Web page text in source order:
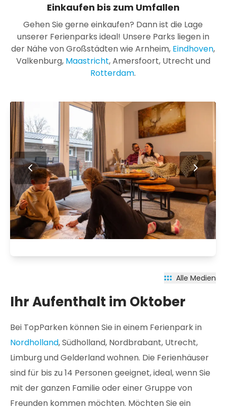
Einkaufen bis zum Umfallen
Gehen Sie gerne einkaufen? Dann ist die Lage
unserer Ferienparks ideal! Unsere Parks liegen in
der Nähe von Großstädten wie Arnheim, Eindhoven,
Valkenburg, Maastricht, Amersfoort, Utrecht und
Rotterdam.
Alle Medien
Ihr Aufenthalt im Oktober
Bei TopParken können Sie in einem Ferienpark in
Nordholland, Südholland, Nordbrabant, Utrecht,
Limburg und Gelderland wohnen. Die Ferienhäuser
sind für bis zu 14 Personen geeignet, ideal, wenn Sie
mit der ganzen Familie oder einer Gruppe von
Freunden kommen möchten. Möchten Sie ein